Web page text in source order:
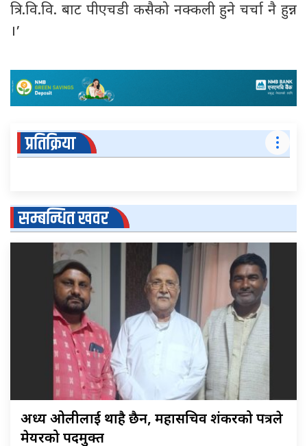
त्रि.वि.वि. बाट पीएचडी कसैको नक्कली हुने चर्चा नै हुन्न
।’
प्रतिक्रिया
सम्बन्धित खवर
अध्यक्ष ओलीलाई थाहै छैन, महासचिव शंकरको पत्रले
मेयरको पदमुक्त